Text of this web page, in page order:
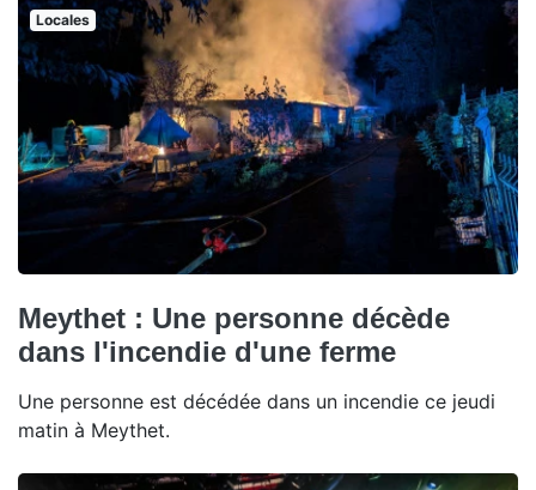
Locales
Meythet : Une personne décède
dans l'incendie d'une ferme
Une personne est décédée dans un incendie ce jeudi
matin à Meythet.